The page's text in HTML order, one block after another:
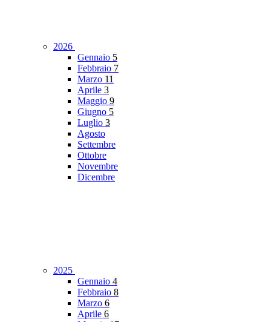
2026
Gennaio 5
Febbraio 7
Marzo 11
Aprile 3
Maggio 9
Giugno 5
Luglio 3
Agosto
Settembre
Ottobre
Novembre
Dicembre
2025
Gennaio 4
Febbraio 8
Marzo 6
Aprile 6